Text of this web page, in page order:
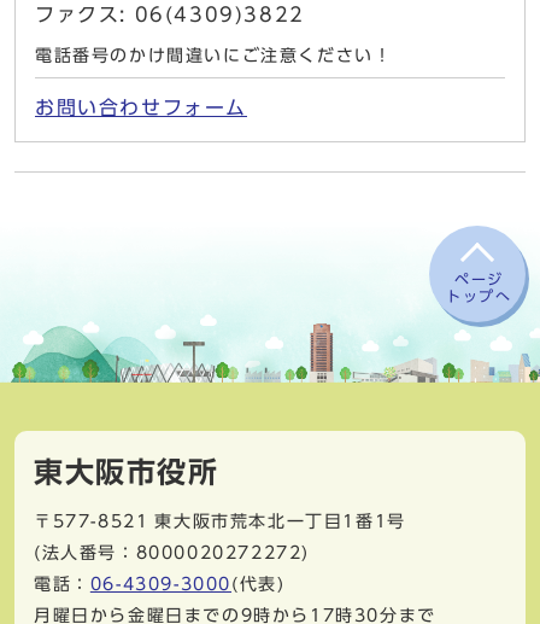
ファクス: 06(4309)3822
電話番号のかけ間違いにご注意ください！
お問い合わせフォーム
ページ
トップへ
東大阪市役所
〒577-8521
東大阪市荒本北一丁目1番1号
(法人番号：8000020272272)
電話： 06-4309-3000 (代表)
月曜日から金曜日までの9時から17時30分まで